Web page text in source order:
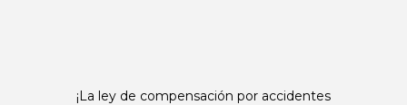
¡La ley de compensación por accidentes